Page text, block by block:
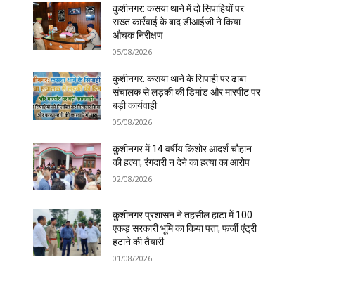
कुशीनगर: कसया थाने में दो सिपाहियों पर
सख्त कार्रवाई के बाद डीआईजी ने किया
औचक निरीक्षण
05/08/2026
कुशीनगर: कसया थाने के सिपाही पर ढाबा
संचालक से लड़की की डिमांड और मारपीट पर
बड़ी कार्यवाही
05/08/2026
कुशीनगर में 14 वर्षीय किशोर आदर्श चौहान
की हत्या, रंगदारी न देने का हत्या का आरोप
02/08/2026
कुशीनगर प्रशासन ने तहसील हाटा में 100
एकड़ सरकारी भूमि का किया पता, फर्जी एंट्री
हटाने की तैयारी
01/08/2026